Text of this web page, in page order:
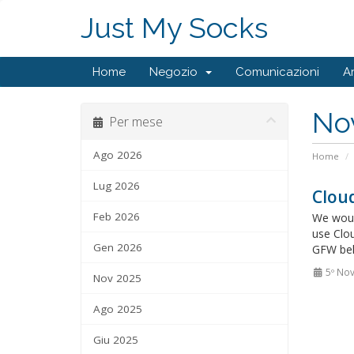
Just My Socks
Home Negozio Comunicazioni
Home
Per mese
Ago 2026
Lug 2026
Feb 2026
Gen 2026
Nov 2025
Ago 2025
Giu 2025
We
use
GFW
5º